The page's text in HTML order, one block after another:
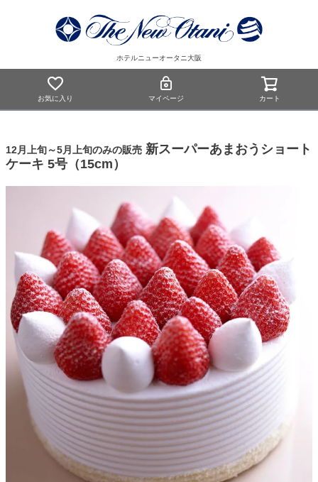
ホテルニューオータニ大阪
お気に入り マイページ カート
12月上旬～5月上旬のみの販売 新スーパーあまおうショート
ケーキ 5号（15cm）